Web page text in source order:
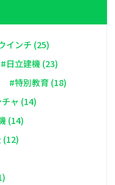
インチ (25)
#日立建機 (23)
#特別教育 (18)
ャ (14)
(14)
(12)